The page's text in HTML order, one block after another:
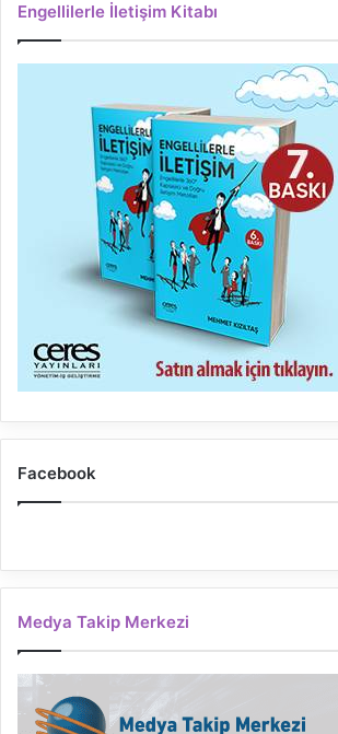
Engellilerle İletişim Kitabı
Facebook
Medya Takip Merkezi